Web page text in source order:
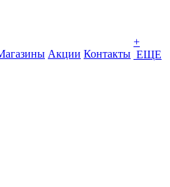
Акции Контакты
+
ЕЩЕ